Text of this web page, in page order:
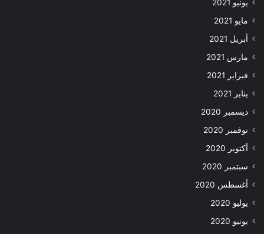
يونيو 2021
مايو 2021
أبريل 2021
مارس 2021
فبراير 2021
يناير 2021
ديسمبر 2020
نوفمبر 2020
أكتوبر 2020
سبتمبر 2020
أغسطس 2020
يوليو 2020
يونيو 2020